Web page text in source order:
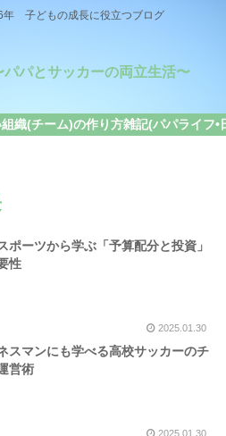
年 子どもの成長に役立つブログ
パとサッカーの両立生活〜
織(チーム)の作り方雑記(パパライフ•
ポーツから学ぶ「予算配分と投資」
性
2025.01.30
スマンにも学べる高校サッカーのチ
営術
2025.01.30